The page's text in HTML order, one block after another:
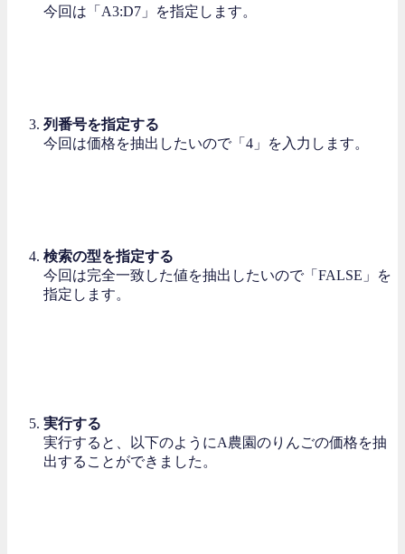
今回は「A3:D7」を指定します。
列番号を指定する
今回は価格を抽出したいので「4」を入力します。
検索の型を指定する
今回は完全一致した値を抽出したいので「FALSE」を
指定します。
実行する
実行すると、以下のようにA農園のりんごの価格を抽
出することができました。